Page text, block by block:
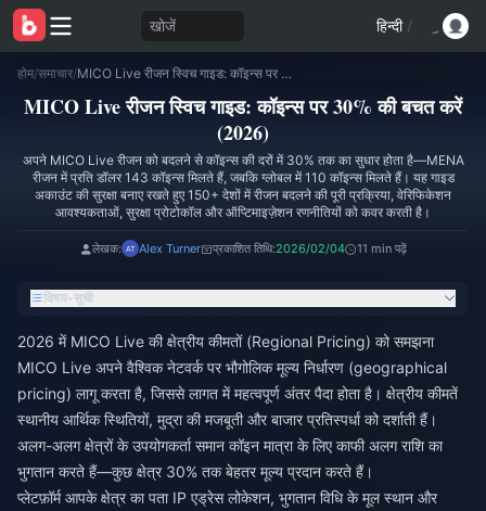
खोजें हिन्दी /
होम/समाचार/ MICO Live रीजन स्विच गाइड: कॉइन्स पर 30% की बचत करें (2026)
MICO Live रीजन स्विच गाइड: कॉइन्स पर 30% की बचत करें
(2026)
अपने MICO Live रीजन को बदलने से कॉइन्स की दरों में 30% तक का सुधार होता है—MENA
रीजन में प्रति डॉलर 143 कॉइन्स मिलते हैं, जबकि ग्लोबल में 110 कॉइन्स मिलते हैं। यह गाइड
अकाउंट की सुरक्षा बनाए रखते हुए 150+ देशों में रीजन बदलने की पूरी प्रक्रिया, वेरिफिकेशन
आवश्यकताओं, सुरक्षा प्रोटोकॉल और ऑप्टिमाइज़ेशन रणनीतियों को कवर करती है।
लेखक: Alex Turner प्रकाशित तिथि:2026/02/04 11 min पढ़ें
विषय-सूची
2026 में MICO Live की क्षेत्रीय कीमतों (Regional Pricing) को समझना
MICO Live अपने वैश्विक नेटवर्क पर भौगोलिक मूल्य निर्धारण (geographical
pricing) लागू करता है, जिससे लागत में महत्वपूर्ण अंतर पैदा होता है। क्षेत्रीय कीमतें
स्थानीय आर्थिक स्थितियों, मुद्रा की मजबूती और बाजार प्रतिस्पर्धा को दर्शाती हैं।
अलग-अलग क्षेत्रों के उपयोगकर्ता समान कॉइन मात्रा के लिए काफी अलग राशि का
भुगतान करते हैं—कुछ क्षेत्र 30% तक बेहतर मूल्य प्रदान करते हैं।
प्लेटफ़ॉर्म आपके क्षेत्र का पता IP एड्रेस लोकेशन, भुगतान विधि के मूल स्थान और